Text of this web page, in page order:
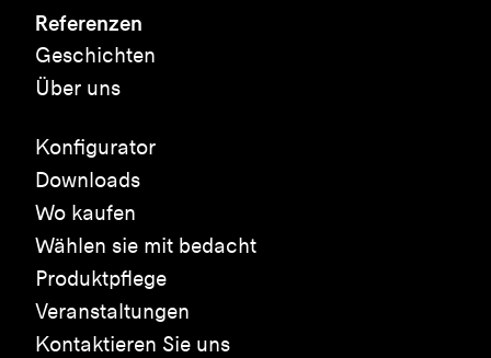
Referenzen
Geschichten
Über uns
Konfigurator
Downloads
Wo kaufen
Wählen sie mit bedacht
Produktpflege
Veranstaltungen
Kontaktieren Sie uns